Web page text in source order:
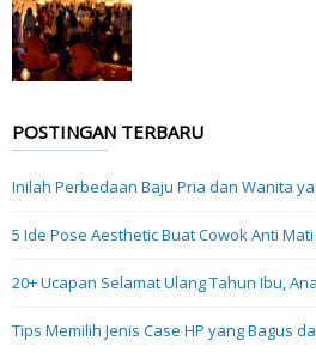
POSTINGAN TERBARU
Inilah Perbedaan Baju Pria dan Wanita
5 Ide Pose Aesthetic Buat Cowok Anti
20+ Ucapan Selamat Ulang Tahun Ibu,
Tips Memilih Jenis Case HP yang Bagus